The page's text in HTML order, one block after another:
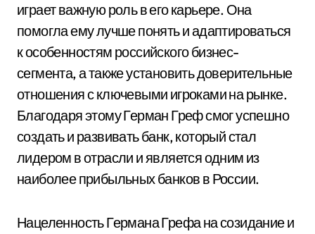
играет важную роль в его карьере. Она
помогла ему лучше понять и адаптироваться
к особенностям российского бизнес-
сегмента, а также установить доверительные
отношения с ключевыми игроками на рынке.
Благодаря этому Герман Греф смог успешно
создать и развивать банк, который стал
лидером в отрасли и является одним из
наиболее прибыльных банков в России.
Нацеленность Германа Грефа на созидание и